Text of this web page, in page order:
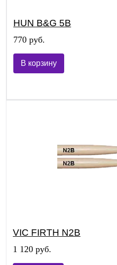
HUN B&G 5B
770 руб.
В корзину
VIC FIRTH N2B
1 120 руб.